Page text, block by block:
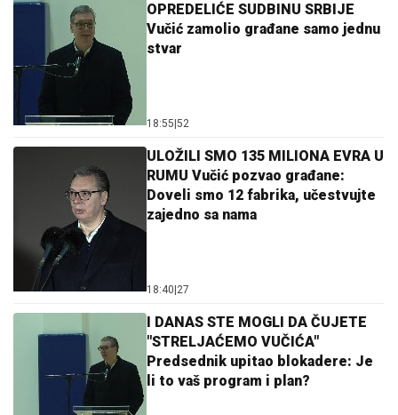
OPREDELIĆE SUDBINU SRBIJE
Vučić zamolio građane samo jednu
stvar
18:55 52
ULOŽILI SMO 135 MILIONA EVRA U
RUMU Vučić pozvao građane:
Doveli smo 12 fabrika, učestvujte
zajedno sa nama
18:40 27
I DANAS STE MOGLI DA ČUJETE
"STRELJAĆEMO VUČIĆA"
Predsednik upitao blokadere: Je
li to vaš program i plan?